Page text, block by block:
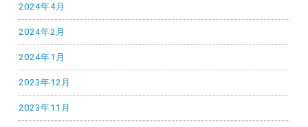
2024年4月
2024年2月
2024年1月
2023年12月
2023年11月